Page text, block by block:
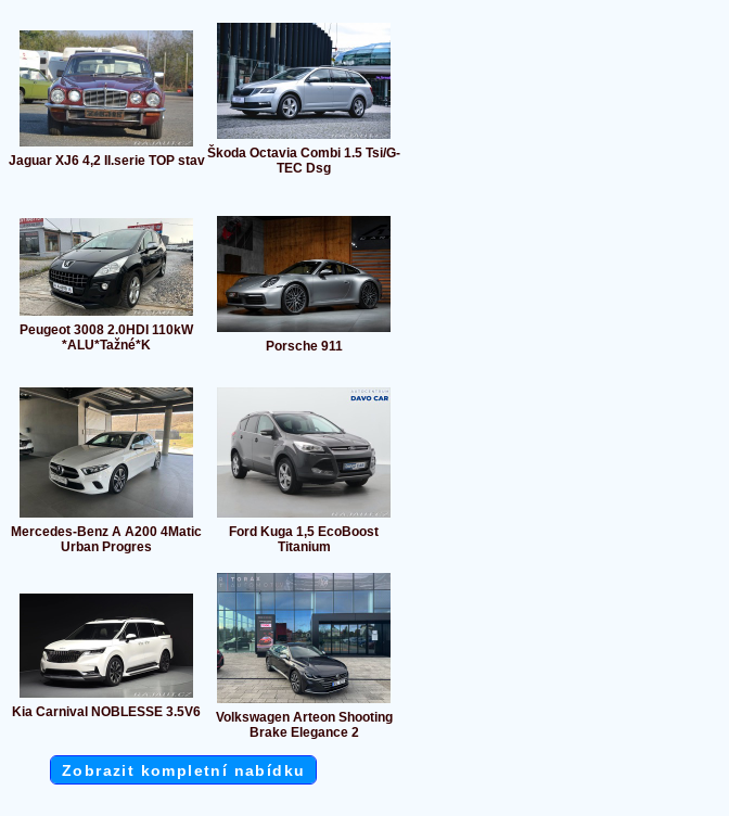
Jaguar XJ6 4,2 II.serie TOP stavŠkoda Octavia Combi 1.5 Tsi/G-
TEC Dsg
Peugeot 3008 2.0HDI 110kW
*ALU*Tažné*K
Porsche 911
Mercedes-Benz A A200 4Matic
Urban Progres
Ford Kuga 1,5 EcoBoost
Titanium
Kia Carnival NOBLESSE 3.5V6
Volkswagen Arteon Shooting
Brake Elegance 2
Zobrazit kompletní nabídku